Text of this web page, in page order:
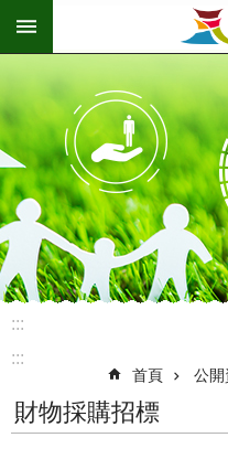
跳到主要內容區塊
:::
:::
首頁 公開
財物採購招標